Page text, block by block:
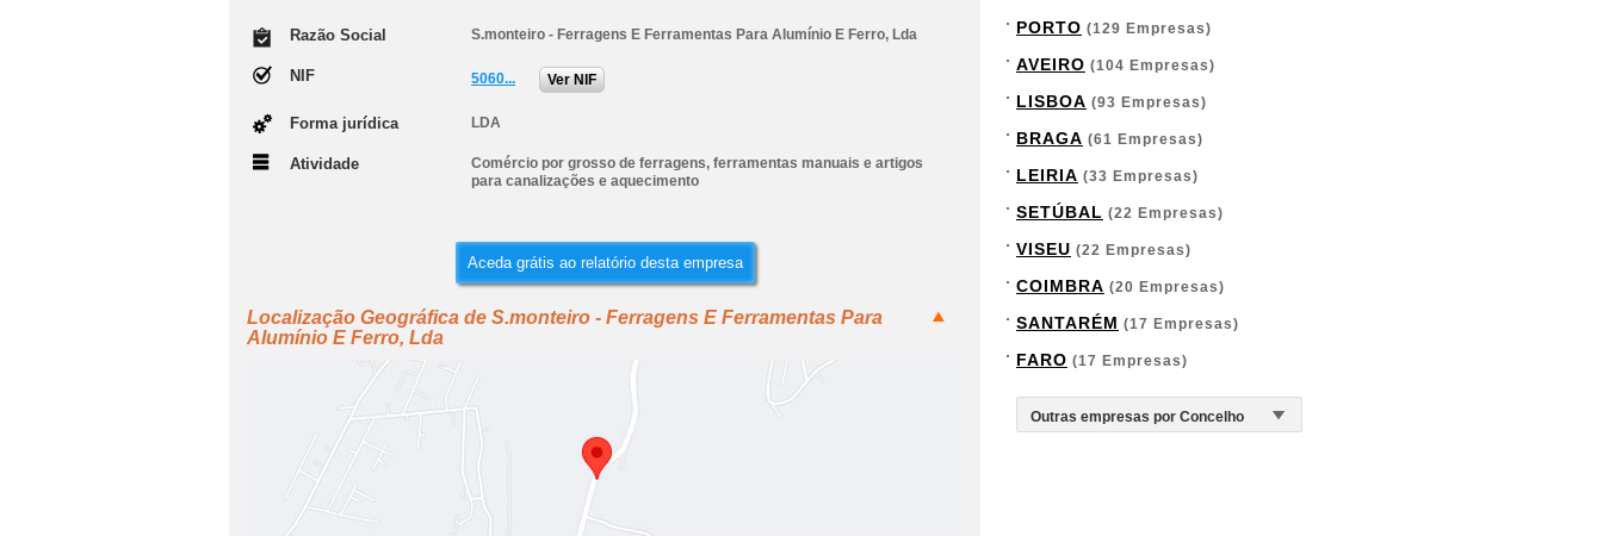
Razão Social S.monteiro - Ferragens E Ferramentas Para Alumínio E Ferro, Lda
NIF 5060... Ver NIF
Forma jurídica LDA
Atividade
Comércio por grosso de ferragens, ferramentas manuais e artigos
para canalizações e aquecimento
Aceda grátis ao relatório desta empresa
Localização Geográfica de S.monteiro - Ferragens E Ferramentas Para
Alumínio E Ferro, Lda
PORTO (129 Empresas)
AVEIRO (104 Empresas)
LISBOA (93 Empresas)
BRAGA (61 Empresas)
LEIRIA (33 Empresas)
SETÚBAL (22 Empresas)
VISEU (22 Empresas)
COIMBRA (20 Empresas)
SANTARÉM (17 Empresas)
FARO (17 Empresas)